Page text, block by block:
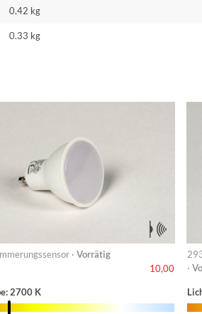
0.42 kg
0.33 kg
· Vorrätig
10,00
2700 K
·